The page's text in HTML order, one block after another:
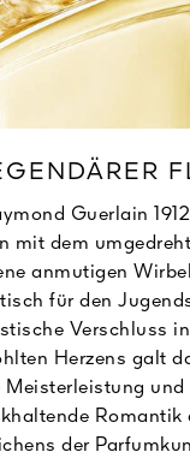
Guerlain
mit dem
anmutigen
für den
Verschluss
Herzens galt
Meisterleistung und
Romantik
der